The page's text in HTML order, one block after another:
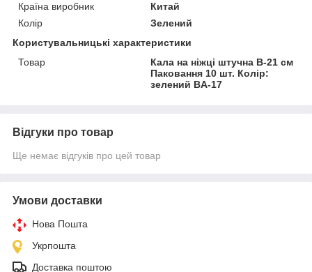
Країна виробник
Китай
Колір
Зелений
Користувальницькі характеристики
Товар
Кала на ніжці штучна В-21 см
Паковання 10 шт. Колір:
зелений BA-17
Відгуки про товар
Ще немає відгуків про цей товар
Умови доставки
Нова Пошта
Укрпошта
Доставка поштою